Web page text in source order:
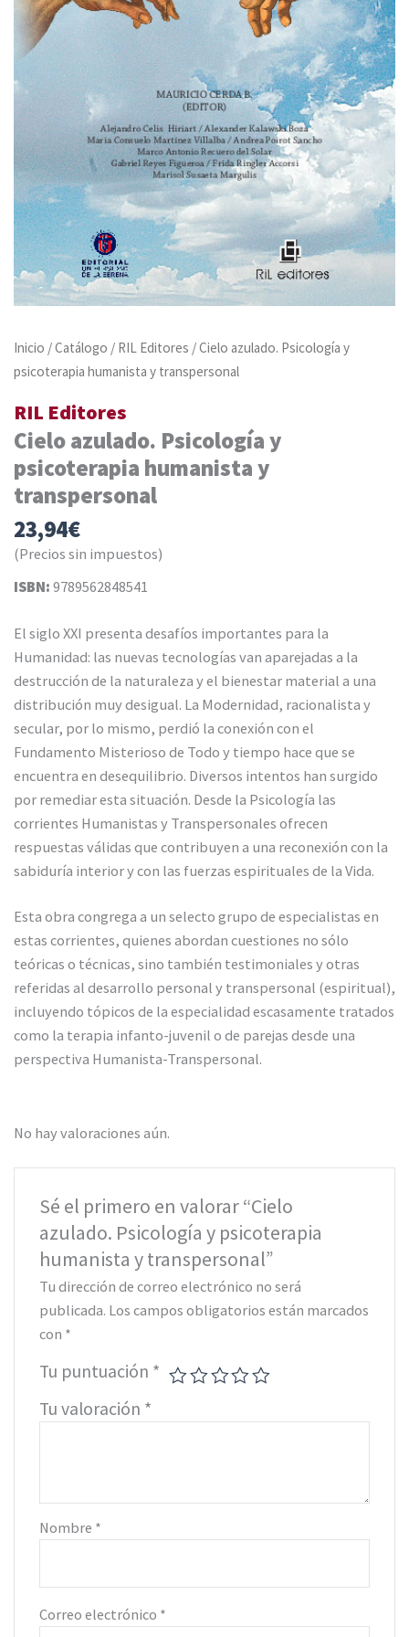
Inicio /Catálogo / RIL Editores / Cielo azulado. Psicología y
psicoterapia humanista y transpersonal
RIL Editores
Cielo azulado. Psicología y
psicoterapia humanista y
transpersonal
23,94€
(Precios sin impuestos)
ISBN: 9789562848541
El siglo XXI presenta desafíos importantes para la
Humanidad: las nuevas tecnologías van aparejadas a la
destrucción de la naturaleza y el bienestar material a una
distribución muy desigual. La Modernidad, racionalista y
secular, por lo mismo, perdió la conexión con el
Fundamento Misterioso de Todo y tiempo hace que se
encuentra en desequilibrio. Diversos intentos han surgido
por remediar esta situación. Desde la Psicología las
corrientes Humanistas y Transpersonales ofrecen
respuestas válidas que contribuyen a una reconexión con la
sabiduría interior y con las fuerzas espirituales de la Vida.
Esta obra congrega a un selecto grupo de especialistas en
estas corrientes, quienes abordan cuestiones no sólo
teóricas o técnicas, sino también testimoniales y otras
referidas al desarrollo personal y transpersonal (espiritual),
incluyendo tópicos de la especialidad escasamente tratados
como la terapia infanto-juvenil o de parejas desde una
perspectiva Humanista-Transpersonal.
No hay valoraciones aún.
Sé el primero en valorar “Cielo
azulado. Psicología y psicoterapia
humanista y transpersonal”
Tu dirección de correo electrónico no será
publicada. Los campos obligatorios están marcados
con *
Tu puntuación *
Tu valoración *
Nombre *
Correo electrónico *